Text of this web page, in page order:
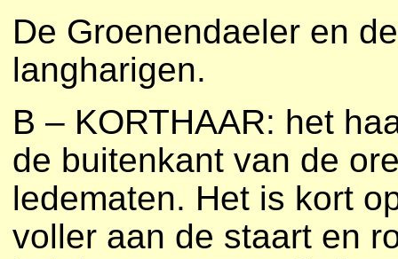
De Groenendaeler en
langharigen.
B – KORTHAAR: het
de buitenkant van de
ledematen. Het is kort
voller aan de staart en